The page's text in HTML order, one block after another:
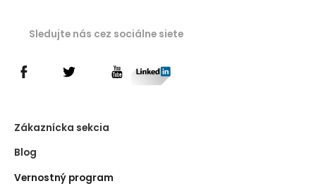
Sledujte nás cez sociálne siete
Zákaznícka sekcia
Blog
Vernostný program